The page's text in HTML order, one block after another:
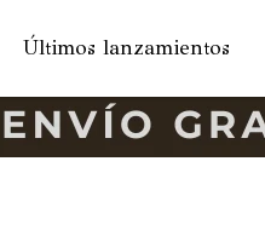
Últimos lanzamientos